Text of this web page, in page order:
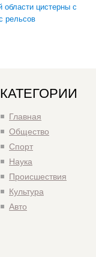
области цистерны с
рельсов
КАТЕГОРИИ
Главная
Общество
Спорт
Наука
Происшествия
Культура
Авто